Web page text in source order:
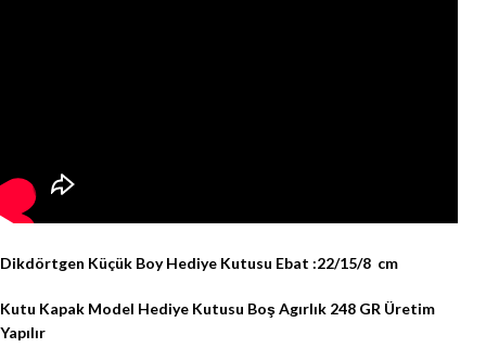
Dikdörtgen Küçük Boy Hediye Kutusu Ebat :22/15/8 cm
Kutu Kapak Model Hediye Kutusu Boş Agırlık 248 GR Üretim
Yapılır